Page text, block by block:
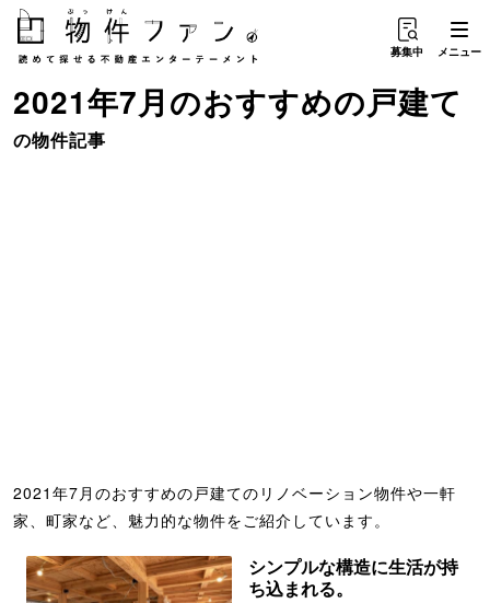
募集中 メニュー
2021年7月のおすすめの戸建て
の物件記事
2021年7月のおすすめの戸建てのリノベーション物件や一軒
家、町家など、魅力的な物件をご紹介しています。
シンプルな構造に生活が持
ち込まれる。